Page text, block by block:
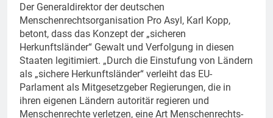
Der Generaldirektor der deutschen
Menschenrechtsorganisation Pro Asyl, Karl Kopp,
betont, dass das Konzept der „sicheren
Herkunftsländer“ Gewalt und Verfolgung in diesen
Staaten legitimiert. „Durch die Einstufung von Ländern
als „sichere Herkunftsländer“ verleiht das EU-
Parlament als Mitgesetzgeber Regierungen, die in
ihren eigenen Ländern autoritär regieren und
Menschenrechte verletzen, eine Art Menschenrechts-